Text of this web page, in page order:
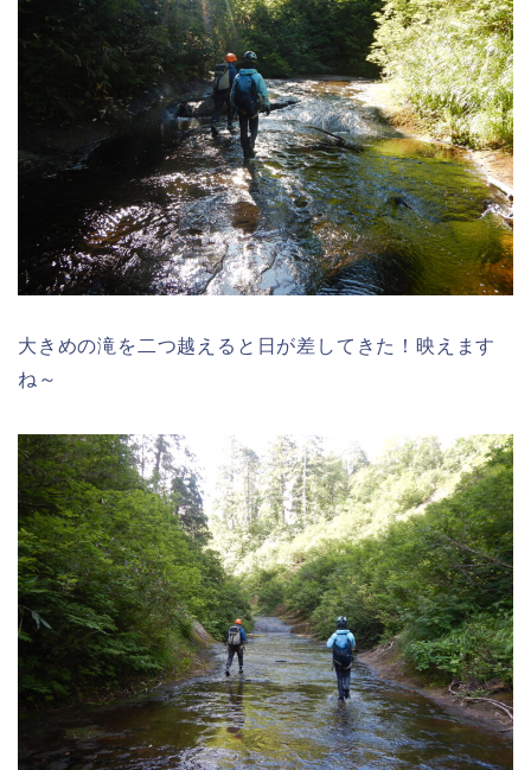
大きめの滝を二つ越えると日が差してきた！映えます
ね～